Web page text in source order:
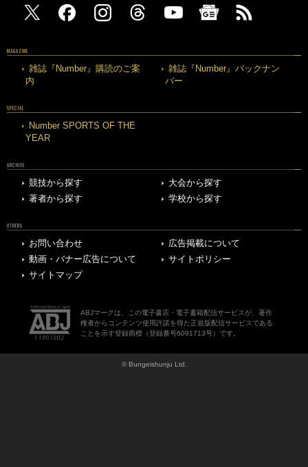
MAGAZINE
雑誌『Number』購読のご案
内
雑誌『Number』バックナン
バー
SPECIAL
Number SPORTS OF THE
YEAR
ARCHIVE
競技から探す
大会から探す
著者から探す
学校から探す
OTHERS
お問い合わせ
広告掲載について
動画・バナー広告について
サイトポリシー
サイトマップ
ABJマークは、この電子書店・電子書籍配信サービスが、著作
権者からコンテンツ使用許諾を得た正規版配信サービスである
ことを示す登録商標（登録番号6091713号）です。
© Bungeishunju Ltd.